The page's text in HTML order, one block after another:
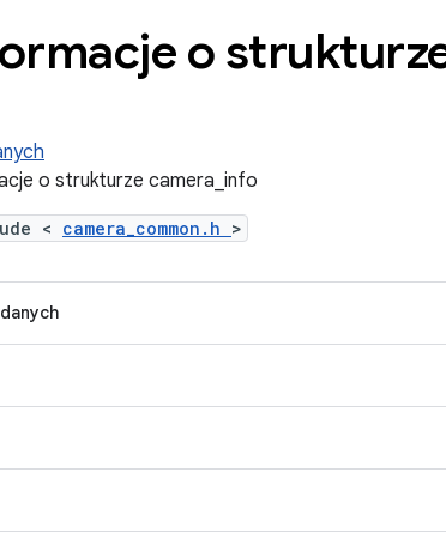
o
o strukturze camera_info
< camera_common.h >